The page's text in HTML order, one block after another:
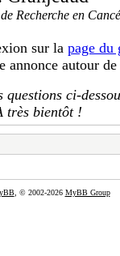
Recherche en
sur la page du
annonce autour de
questions ci-
très bientôt !
, © 2002-2026 MyBB Group